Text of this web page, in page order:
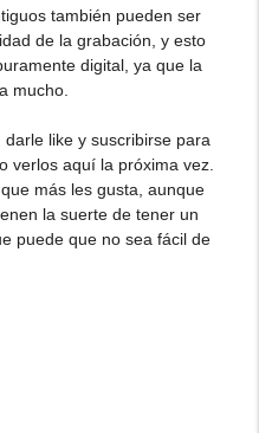
también pueden ser
de la grabación, y esto
digital, ya que la
mucho.
like y suscribirse para
verlos aquí la próxima vez.
más les gusta, aunque
la suerte de tener un
puede que no sea fácil de